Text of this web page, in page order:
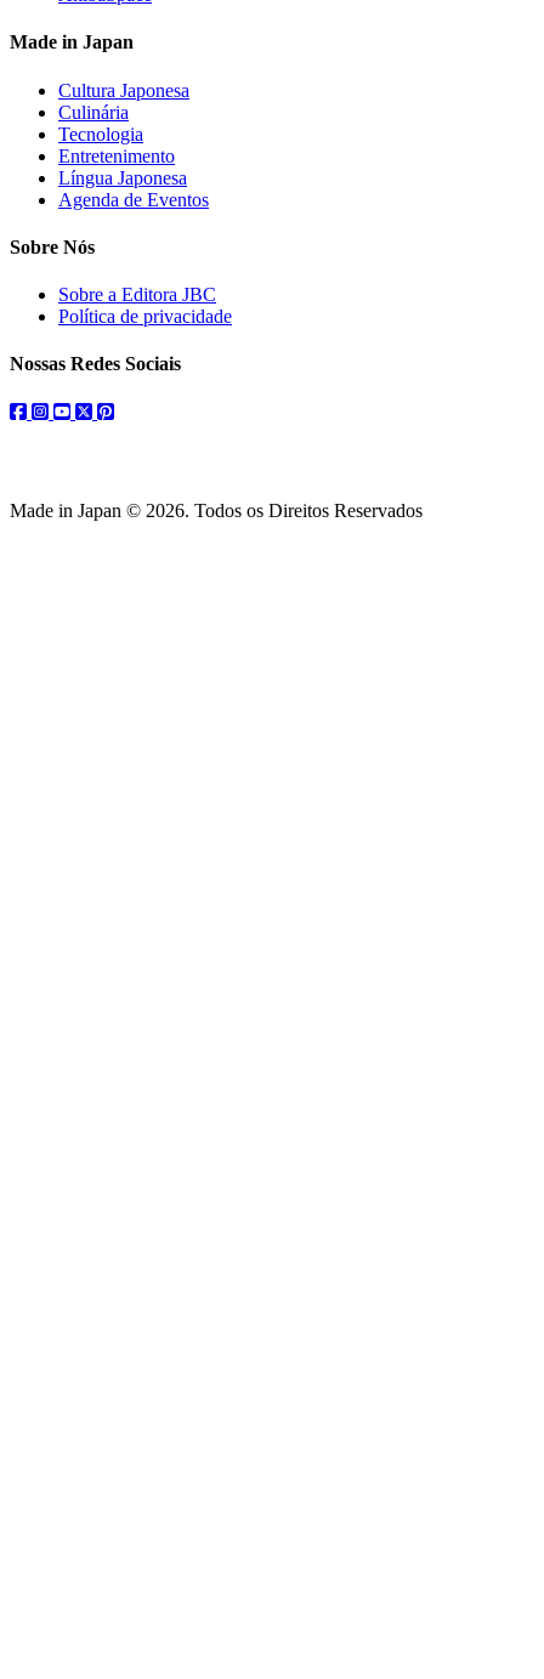
Made in Japan
Cultura Japonesa
Culinária
Tecnologia
Entretenimento
Língua Japonesa
Agenda de Eventos
Sobre Nós
Sobre a Editora JBC
Política de privacidade
Nossas Redes Sociais
facebook
instagram
youtube
twitterpinterest
Made in Japan © 2026. Todos os Direitos Reservados